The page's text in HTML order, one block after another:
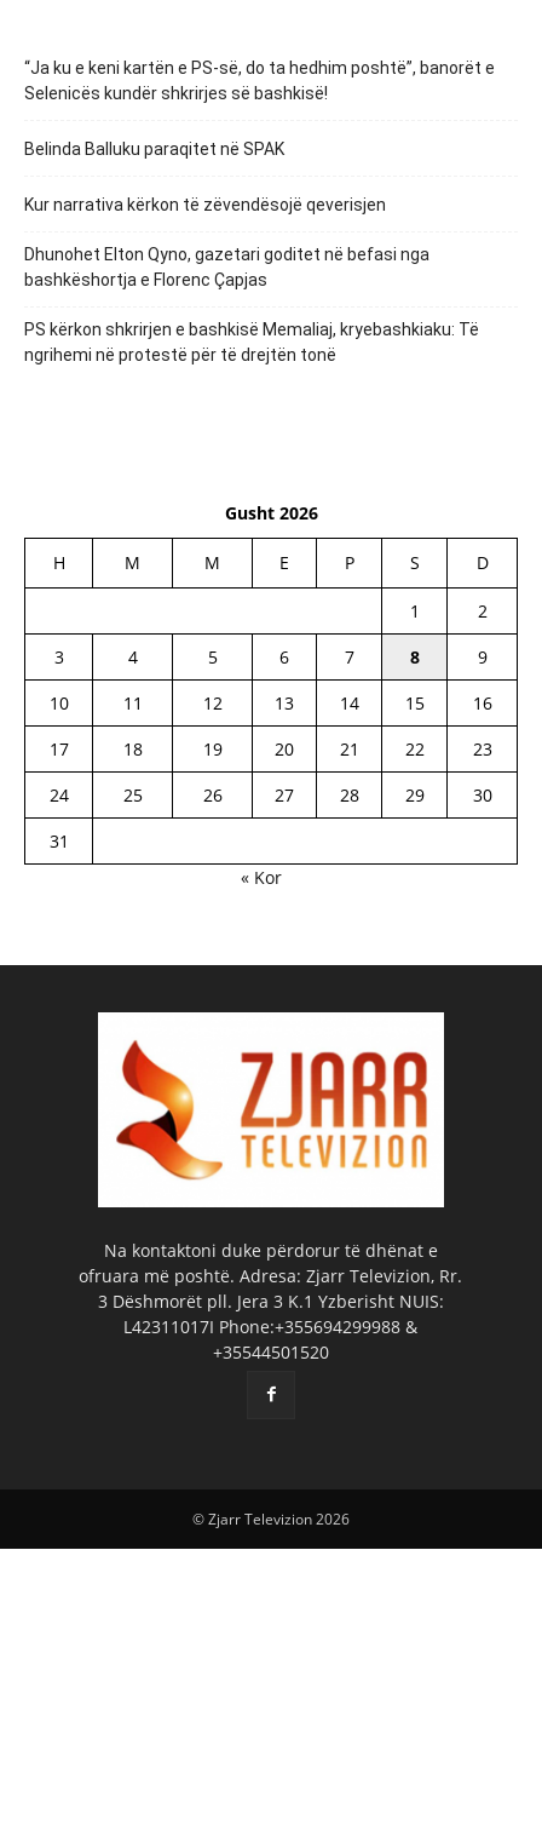
“Ja ku e keni kartën e PS-së, do ta hedhim poshtë”, banorët e
Selenicës kundër shkrirjes së bashkisë!
Belinda Balluku paraqitet në SPAK
Kur narrativa kërkon të zëvendësojë qeverisjen
Dhunohet Elton Qyno, gazetari goditet në befasi nga
bashkëshortja e Florenc Çapjas
PS kërkon shkrirjen e bashkisë Memaliaj, kryebashkiaku: Të
ngrihemi në protestë për të drejtën tonë
Gusht 2026
H M M E P S D
1
2
3
4 5 6 7 8
9
10
11 12 13 14 15
16
17
18 19 20 21 22
23
24
25 26 27 28 29
30
31
« Kor
Na kontaktoni duke përdorur të dhënat e
ofruara më poshtë. Adresa: Zjarr Televizion, Rr.
3 Dëshmorët pll. Jera 3 K.1 Yzberisht NUIS:
L42311017I Phone:+355694299988 &
+35544501520
© Zjarr Televizion 2026